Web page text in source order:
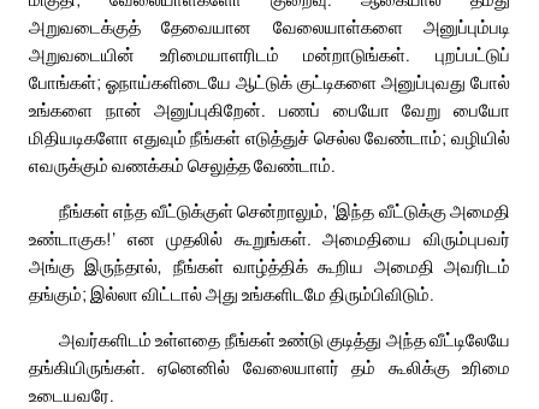
அறுவடைக்குத் தேவையான வேலையாள்களை அனுப்பும்படி
அறுவடையின் உரிமையாளரிடம் மன்றாடுங்கள். புறப்பட்டுப்
போங்கள்; ஓநாய்களிடையே ஆட்டுக் குட்டிகளை அனுப்புவது போல்
உங்களை நான் அனுப்புகிறேன். பணப் பையோ வேறு பையோ
மிதியடிகளோ எதுவும் நீங்கள் எடுத்துச் செல்ல வேண்டாம்; வழியில்
எவருக்கும் வணக்கம் செலுத்த வேண்டாம்.
நீங்கள் எந்த வீட்டுக்குள் சென்றாலும், ‘இந்த வீட்டுக்கு அமைதி
உண்டாகுக!’ என முதலில் கூறுங்கள். அமைதியை விரும்புபவர்
அங்கு இருந்தால், நீங்கள் வாழ்த்திக் கூறிய அமைதி அவரிடம்
தங்கும்; இல்லா விட்டால் அது உங்களிடமே திரும்பிவிடும்.
அவர்களிடம் உள்ளதை நீங்கள் உண்டு குடித்து அந்த வீட்டிலேயே
தங்கியிருங்கள். ஏனெனில் வேலையாளர் தம் கூலிக்கு உரிமை
உடையவரே.